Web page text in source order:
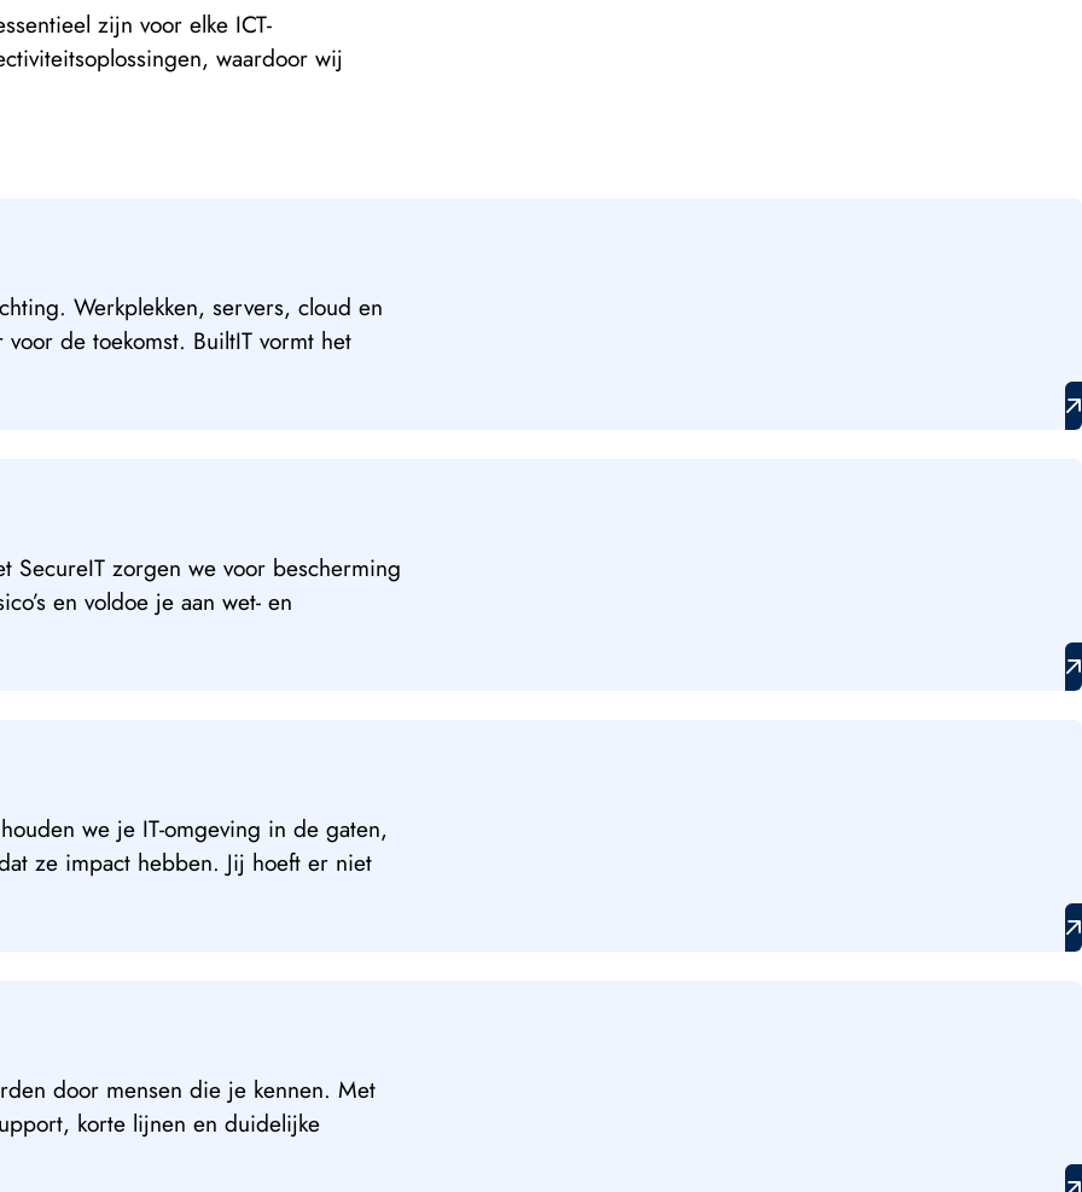
zijn voor elke ICT-
waardoor wij
Werkplekken, servers, cloud en
de toekomst. BuiltIT vormt het
SecureIT zorgen we voor bescherming
en voldoe je aan wet- en
we je IT-omgeving in de gaten,
ze impact hebben. Jij hoeft er niet
door mensen die je kennen. Met
korte lijnen en duidelijke